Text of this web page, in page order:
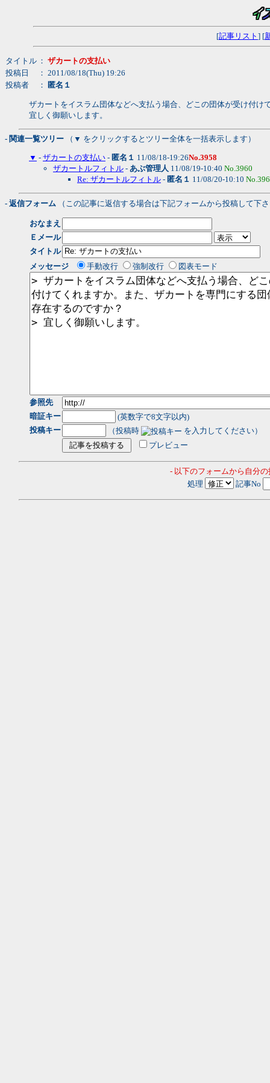
[記事リスト ] [
タイトル ： ザカートの支払い
投稿日
： 2011/08/18(Thu) 19:26
投稿者
： 匿名１
ザカートをイスラム団体などへ支払う場合、どこの団体が受け付
宜しく御願いします。
- 関連一覧ツリー （▼ をクリックするとツリー全体を一括表示します）
▼ - ザカートの支払い - 匿名１ 11/08/18-19:26No.3958
ザカートルフィトル - あぶ管理人 11/08/19-10:40 No.3960
Re: ザカートルフィトル - 匿名１ 11/08/20-10:10
- 返信フォーム （この記事に返信する場合は下記フォームから投稿して下
おなまえ
Ｅメール
タイトル
メッセージ
手動改行 強制改行 図表モード
参照先
暗証キー
(英数字で8文字以内)
投稿キー
（投稿時
を入力してください）
プレビュー
- 以下のフォームから自分
処理
記事No